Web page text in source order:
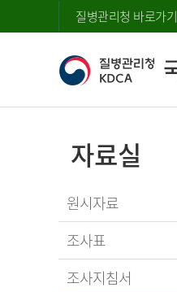
질병관리청 바로가기
자료실
원시자료
조사표
조사지침서